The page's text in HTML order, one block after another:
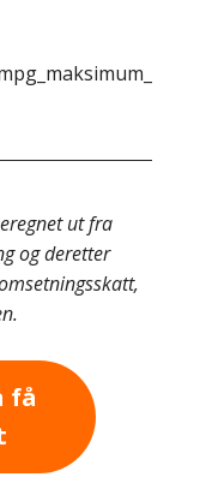
ut fra
og deretter
få